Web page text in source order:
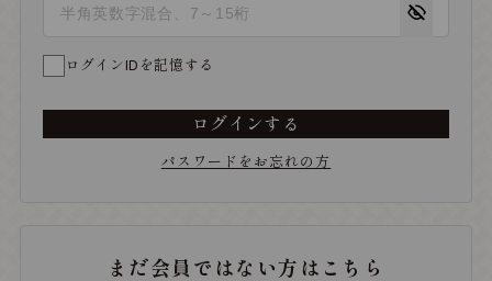
ログインIDを記憶する
ログインする
パスワードをお忘れの方
まだ会員ではない方はこちら